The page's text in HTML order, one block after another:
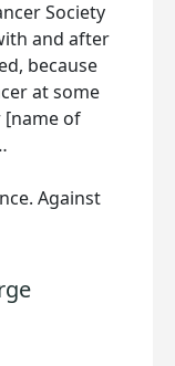
Society
and after
because
at some
[name of
Against